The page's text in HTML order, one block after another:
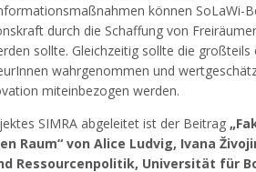
können SoLaWi-
durch die Schaffung von
sollte. Gleichzeitig sollte die
wahrgenommen und
miteinbezogen werden.
SIMRA abgeleitet ist der Beitrag
Raum“ von Alice Ludvig, Ivana
Ressourcenpolitik, Universität für